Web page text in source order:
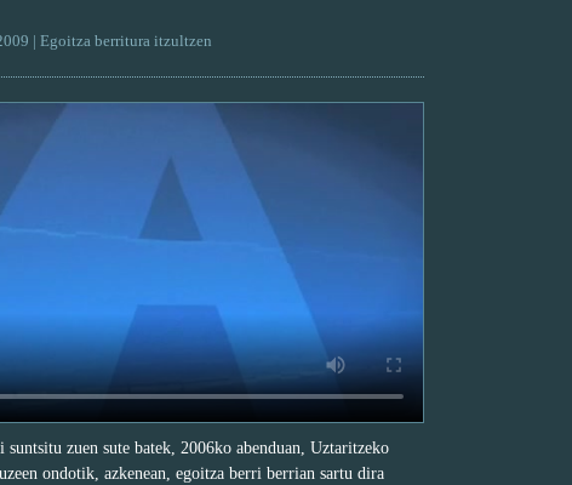
| Egoitza berritura itzultzen
zuen sute batek, 2006ko abenduan, Uztaritzeko
ondotik, azkenean, egoitza berri berrian sartu dira